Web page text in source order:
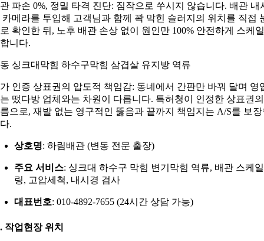
파손 0%, 정밀 타격 진단: 짐작으로 쑤시지 않습니다. 배관 내
카메라를 투입해 고객님과 함께 꽉 막힌 슬러지의 위치를 직접
확인한 뒤, 노후 배관 손상 없이 원인만 100% 안전하게 스케일
니다.
싱크대막힘 하수구막힘 삼겹살 유지방 역류
인증 상표권의 압도적 책임감: 동네에서 간판만 바꿔 달며 영
떴다방 업체와는 차원이 다릅니다. 특허청이 인정한 상표권의
으로, 재발 없는 영구적인 뚫음과 끝까지 책임지는 A/S를 보장
.
상호명: 하림배관 (변동 전문 출장)
주요 서비스: 싱크대 하수구 막힘 변기막힘 역류, 배관 스케일
링, 고압세척, 내시경 검사
대표번호: 010-4892-7655 (24시간 상담 가능)
작업현장 위치